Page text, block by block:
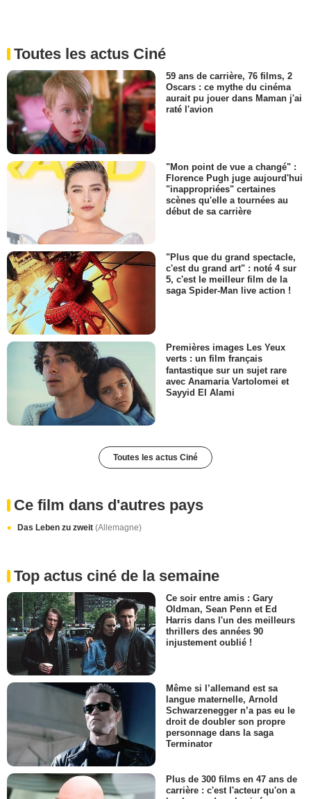
Toutes les actus Ciné
59 ans de carrière, 76 films, 2
Oscars : ce mythe du cinéma
aurait pu jouer dans Maman j'ai
raté l'avion
"Mon point de vue a changé" :
Florence Pugh juge aujourd'hui
"inappropriées" certaines
scènes qu'elle a tournées au
début de sa carrière
"Plus que du grand spectacle,
c'est du grand art" : noté 4 sur
5, c'est le meilleur film de la
saga Spider-Man live action !
Premières images Les Yeux
verts : un film français
fantastique sur un sujet rare
avec Anamaria Vartolomei et
Sayyid El Alami
Toutes les actus Ciné
Ce film dans d'autres pays
Das Leben zu zweit (Allemagne)
Top actus ciné de la semaine
Ce soir entre amis : Gary
Oldman, Sean Penn et Ed
Harris dans l'un des meilleurs
thrillers des années 90
injustement oublié !
Même si l’allemand est sa
langue maternelle, Arnold
Schwarzenegger n’a pas eu le
droit de doubler son propre
personnage dans la saga
Terminator
Plus de 300 films en 47 ans de
carrière : c'est l'acteur qu'on a